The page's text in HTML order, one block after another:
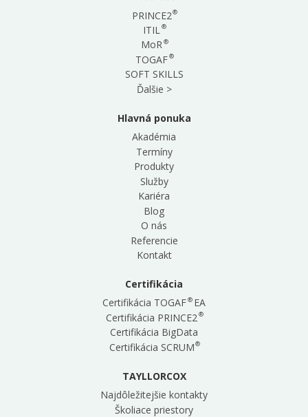
PRINCE2®
ITIL®
MoR®
TOGAF®
SOFT SKILLS
Ďalšie >
Hlavná ponuka
Akadémia
Termíny
Produkty
Služby
Kariéra
Blog
O nás
Referencie
Kontakt
Certifikácia
Certifikácia TOGAF®EA
Certifikácia PRINCE2®
Certifikácia BigData
Certifikácia SCRUM®
TAYLLORCOX
Najdôležitejšie kontakty
Školiace priestory